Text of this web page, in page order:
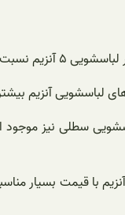
در بازار چیست؟
لباسشویی آنزیم
سطلی نیز
بر موارد گفته شده پودر